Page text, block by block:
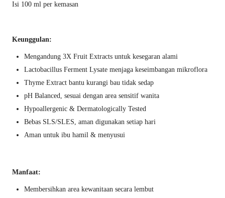
Isi 100 ml per kemasan
Keunggulan:
Mengandung 3X Fruit Extracts untuk kesegaran alami
Lactobacillus Ferment Lysate menjaga keseimbangan mikroflora
Thyme Extract bantu kurangi bau tidak sedap
pH Balanced, sesuai dengan area sensitif wanita
Hypoallergenic & Dermatologically Tested
Bebas SLS/SLES, aman digunakan setiap hari
Aman untuk ibu hamil & menyusui
Manfaat:
Membersihkan area kewanitaan secara lembut